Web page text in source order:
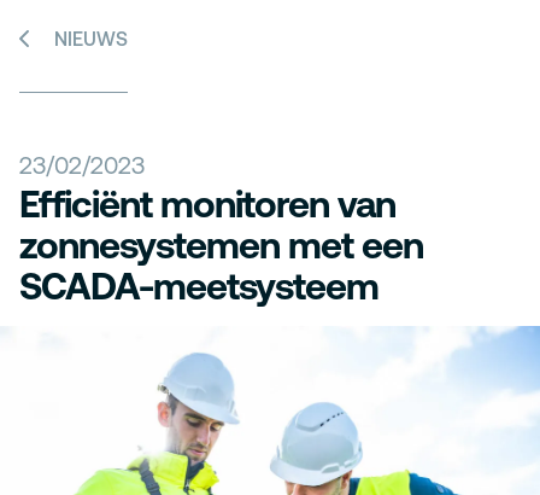
NIEUWS
23/02/2023
Efficiënt monitoren van
zonnesystemen met een
SCADA-meetsysteem